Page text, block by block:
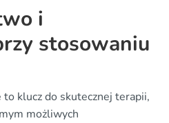
i
stosowaniu
klucz do skutecznej terapii,
możliwych